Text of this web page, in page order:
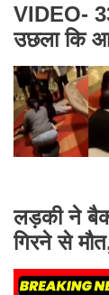
VIDEO-
उछला कि आ
लड़की ने बैक
गिरने से